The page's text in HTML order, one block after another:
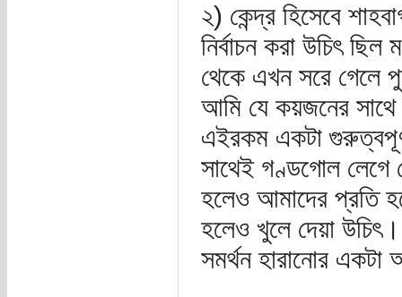
২) কেন্দ্র হিসেবে
নির্বাচন করা উচিৎ
থেকে এখন সরে গেলে
আমি যে কয়জনের সাথে
এইরকম একটা
সাথেই গণ্ডগোল লেগে
হলেও আমাদের প্রতি
হলেও খুলে দেয়া
সমর্থন হারানোর